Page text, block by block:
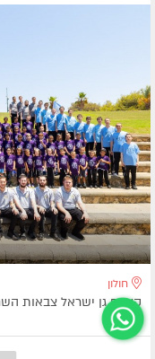
חולון
קעמפ גן ישראל צבאות
הקעמפ